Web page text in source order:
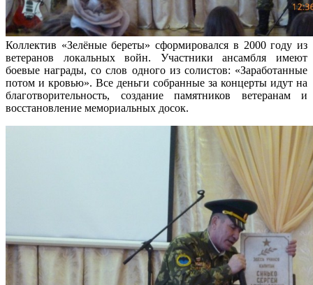
Коллектив «Зелёные береты» сформировался в 2000 году из
ветеранов локальных войн. Участники ансамбля имеют
боевые награды, со слов одного из солистов: «Заработанные
потом и кровью». Все деньги собранные за концерты идут на
благотворительность, создание памятников ветеранам и
восстановление мемориальных досок.